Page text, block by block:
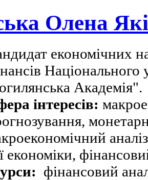
Олена
економічних
Академія".
інтересів:
економіки,
фінансовий